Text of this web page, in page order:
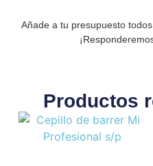
Añade a tu presupuesto
Productos